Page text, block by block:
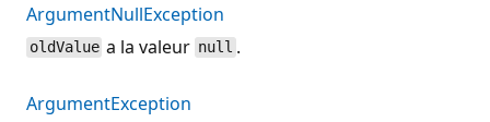
ArgumentNullException
oldValue a la valeur null .
ArgumentException